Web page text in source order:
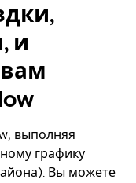
и
вам
выполняя
графику
Вы можете